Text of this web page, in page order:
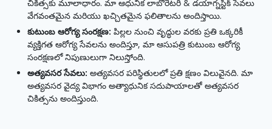
చికిత్సకు మూలాధారం. మా ఆధునిక లాబొరేటరీ & డయాగ్నస్టిక్ సేవలు
వేగవంతమైన మరియు ఖచ్చితమైన ఫలితాలను అందిస్తాయి.
కుటుంబ ఆరోగ్య సంరక్షణ: పిల్లల నుంచి వృద్ధుల వరకు ప్రతి ఒక్కరికీ
వ్యక్తిగత ఆరోగ్య సేవలను అందిస్తూ, మా ఆసుపత్రి కుటుంబ ఆరోగ్య
సంరక్షణలో నిపుణులుగా నిలుస్తోంది.
అత్యవసర సేవలు: అత్యవసర పరిస్థితులలో ప్రతి క్షణం విలువైనది. మా
అత్యవసర వైద్య విభాగం అత్యాధునిక సదుపాయాలతో అత్యవసర
చికిత్సను అందిస్తుంది.